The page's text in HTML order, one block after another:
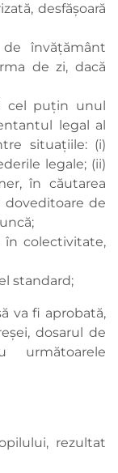
desfășoară
învăţământ
de zi, dacă
puțin unul
legal al
situațiile: (i)
legale; (ii)
în căutarea
de
colectivitate,
standard;
va fi aprobată,
dosarul de
rezultat